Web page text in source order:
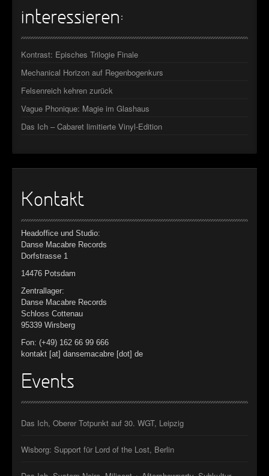
interessieren:
Kontrast: Episches Trilogie Finale
Mechanical Horizon auf Regenbogenkurs
Felsenreich kehren zurück
Vague Phonique: Magie im Glashaus
Das Ich – Cabaret limitierte Vinyl-Edition
Kontakt
Headoffice und Studio:
Danse Macabre Records
Dorfstrasse 1
14476 Potsdam
Zentrallager:
Danse Macabre Records
Schloss Cottenau
95339 Wirsberg
Fon: (+49) 162 66 99 666
kontakt [at] dansemacabre [dot] de
Events
Das Ich, Oberer Totpunkt auf 30. WGT, Leipzig
Wisborg: Support für Lord of the Lost, Berlin